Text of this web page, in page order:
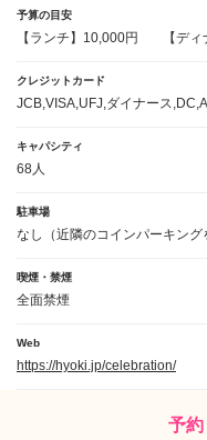
予算の目安
【ランチ】10,000円 【デ
クレジットカード
JCB,VISA,UFJ,ダイナース
キャパシティ
68人
駐車場
なし（近隣のコインパーキング
喫煙・禁煙
全面禁煙
Web
https://hyoki.jp/celebration/
予